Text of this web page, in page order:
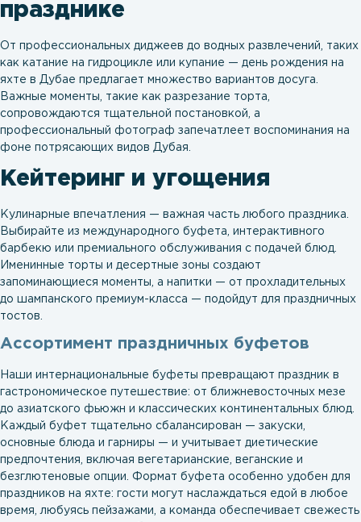
празднике
От профессиональных диджеев до водных развлечений, таких
как катание на гидроцикле или купание — день рождения на
яхте в Дубае предлагает множество вариантов досуга.
Важные моменты, такие как разрезание торта,
сопровождаются тщательной постановкой, а
профессиональный фотограф запечатлеет воспоминания на
фоне потрясающих видов Дубая.
Кейтеринг и угощения
Кулинарные впечатления — важная часть любого праздника.
Выбирайте из международного буфета, интерактивного
барбекю или премиального обслуживания с подачей блюд.
Именинные торты и десертные зоны создают
запоминающиеся моменты, а напитки — от прохладительных
до шампанского премиум-класса — подойдут для праздничных
тостов.
Ассортимент праздничных буфетов
Наши интернациональные буфеты превращают праздник в
гастрономическое путешествие: от ближневосточных мезе
до азиатского фьюжн и классических континентальных блюд.
Каждый буфет тщательно сбалансирован — закуски,
основные блюда и гарниры — и учитывает диетические
предпочтения, включая вегетарианские, веганские и
безглютеновые опции. Формат буфета особенно удобен для
праздников на яхте: гости могут наслаждаться едой в любое
время, любуясь пейзажами, а команда обеспечивает свежесть